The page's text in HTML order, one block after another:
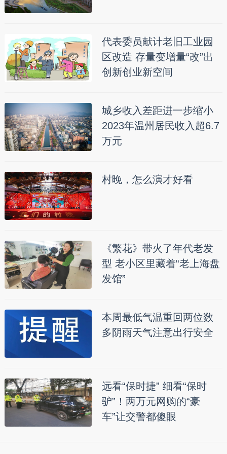
代表委员献计老旧工业园
区改造 存量变增量“改”出
创新创业新空间
城乡收入差距进一步缩小
2023年温州居民收入超6.7
万元
村晚，怎么演才好看
《繁花》带火了年代老发
型 老小区里藏着“老上海盘
发馆”
本周最低气温重回两位数
多阴雨天气注意出行安全
远看“保时捷” 细看“保时
驴”！两万元网购的“豪
车”让交警都傻眼